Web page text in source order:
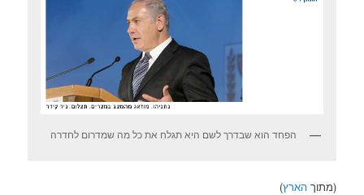
הפחד הוא שבדרך לשם היא תגלח את כל מה שמדרום לחדרה
(מתוךהארץ)